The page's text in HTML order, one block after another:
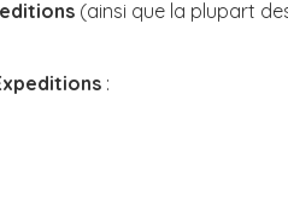
(ainsi que la plupart
: